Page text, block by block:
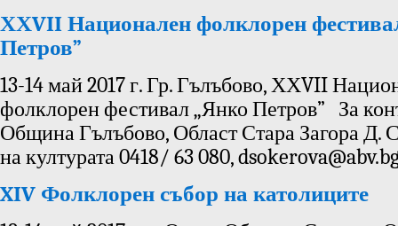
ХХVII Национален фолклорен
Петров”
13-14 май 2017 г. Гр. Гълъбово, ХХVII
фолклорен фестивал „Янко Петров” За
Община Гълъбово, Област Стара Загора Д.
на културата 0418/ 63 080,
XIV Фолклорен събор на католиците